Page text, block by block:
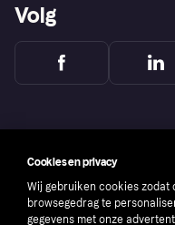
Volg
Cookies en privacy
Wij gebruiken cookies zodat
browsegedrag te
gegevens met onze